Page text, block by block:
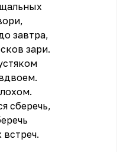
завтра,
зари.
сберечь,
встреч.